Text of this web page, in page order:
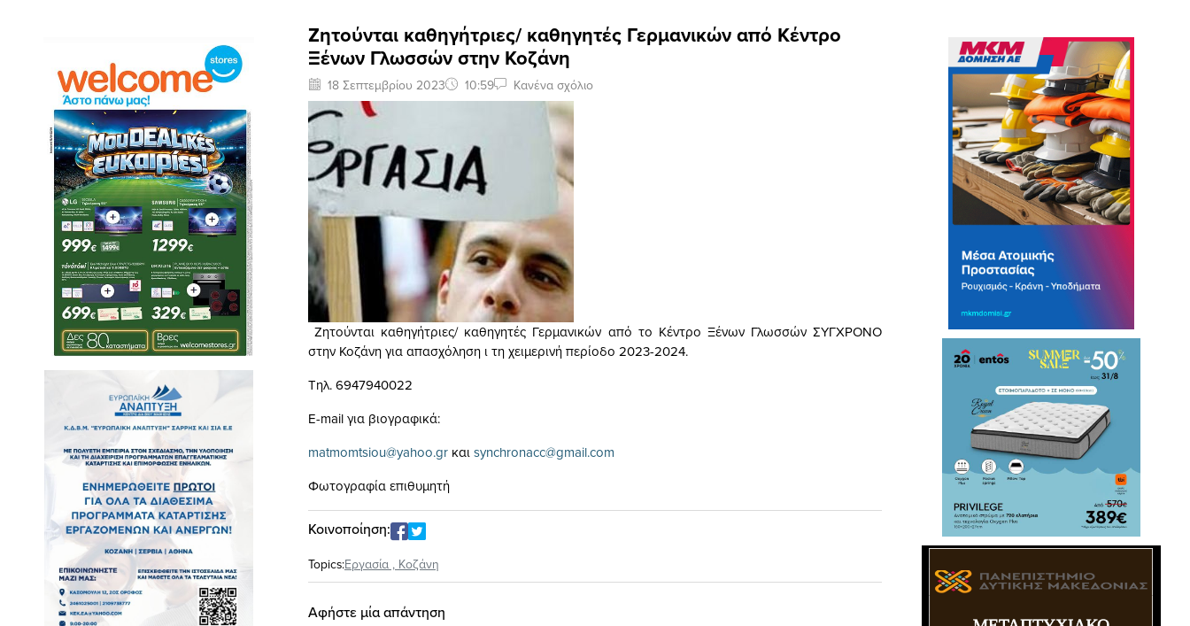
Ζητούνται καθηγήτριες/ καθηγητές Γερμανικών από Κέντρο
Ξένων Γλωσσών στην Κοζάνη
18 Σεπτεμβρίου 2023 10:59 Κανένα σχόλιο
Ζητούνται καθηγήτριες/ καθηγητές Γερμανικών από το Κέντρο Ξένων Γλωσσών ΣΥΓΧΡΟΝΟ
στην Κοζάνη για απασχόληση ι τη χειμερινή περίοδο 2023-2024.
Τηλ. 6947940022
E-mail για βιογραφικά:
matmomtsiou@yahoo.gr καιsynchronacc@gmail.com
Φωτογραφία επιθυμητή
Κοινοποίηση:
Topics:Eργασία , Κοζάνη
Αφήστε μία απάντηση